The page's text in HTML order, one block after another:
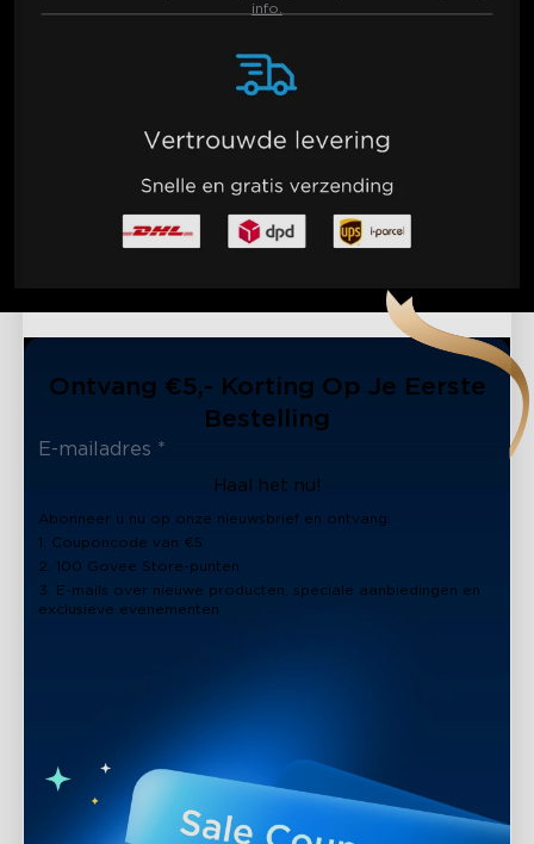
info.
Ontvang €5,- Korting Op Je Eerste
Bestelling
Haal het nu!
Abonneer u nu op onze nieuwsbrief en ontvang:
1. Couponcode van €5
2. 100 Govee Store-punten
3. E-mails over nieuwe producten, speciale aanbiedingen en
exclusieve evenementen